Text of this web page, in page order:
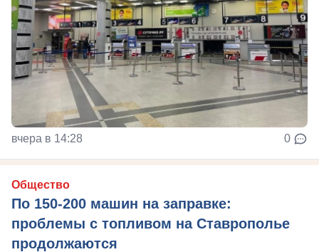
вчера в 14:28 0
Общество
По 150-200 машин на заправке:
проблемы с топливом на Ставрополье
продолжаются